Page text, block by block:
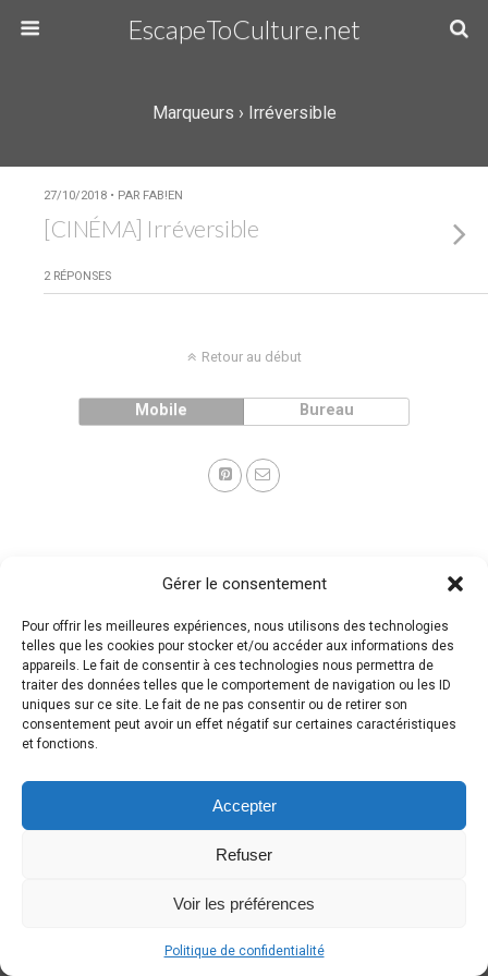
Gérer le consentement
Pour offrir les meilleures expériences, nous utilisons des technologies
telles que les cookies pour stocker et/ou accéder aux informations des
appareils. Le fait de consentir à ces technologies nous permettra de
traiter des données telles que le comportement de navigation ou les ID
uniques sur ce site. Le fait de ne pas consentir ou de retirer son
consentement peut avoir un effet négatif sur certaines caractéristiques
et fonctions.
Accepter
Refuser
Voir les préférences
Politique de confidentialité
EscapeToCulture.net
Marqueurs › Irréversible
27/10/2018 • PAR FAB!EN
[CINÉMA] Irréversible
2 RÉPONSES
Retour au début
Mobile Bureau